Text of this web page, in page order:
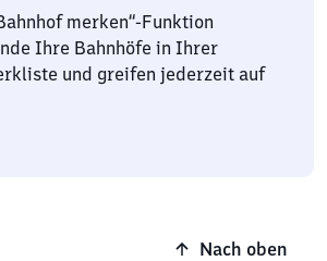
merken“-Funktion
Ihre Bahnhöfe in Ihrer
und greifen jederzeit auf
Nach oben